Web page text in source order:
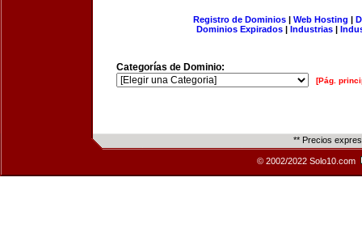
Registro de Dominios| Web Hosting |
Dominios Expirados | Industrias |
Categorías de Dominio:
[Pág.
** Precios
© 2002/2022 Solo10.com